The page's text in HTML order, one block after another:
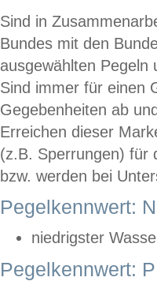
Sind in
Bundes mit den
ausgewählten
Sind immer für einen
Gegebenheiten ab
Erreichen dieser
(z.B. Sperrungen) für
bzw. werden bei
Pegelkennwert:
niedrigster
Pegelkennwert: